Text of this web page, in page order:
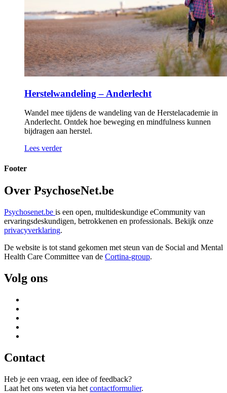
Herstelwandeling – Anderlecht
Wandel mee tijdens de wandeling van de Herstelacademie in
Anderlecht. Ontdek hoe beweging en mindfulness kunnen
bijdragen aan herstel.
Lees verder
Footer
Over PsychoseNet.be
Psychosenet.be is een open, multideskundige eCommunity van
ervaringsdeskundigen, betrokkenen en professionals. Bekijk onze
privacyverklaring.
De website is tot stand gekomen met steun van de Social and Mental
Health Care Committee van de Cortina-group.
Volg ons
Contact
Heb je een vraag, een idee of feedback?
Laat het ons weten via het contactformulier.